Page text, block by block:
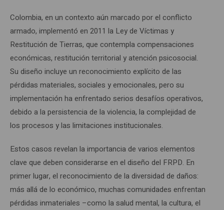
Colombia, en un contexto aún marcado por el conflicto
armado, implementó en 2011 la Ley de Víctimas y
Restitución de Tierras, que contempla compensaciones
económicas, restitución territorial y atención psicosocial.
Su diseño incluye un reconocimiento explícito de las
pérdidas materiales, sociales y emocionales, pero su
implementación ha enfrentado serios desafíos operativos,
debido a la persistencia de la violencia, la complejidad de
los procesos y las limitaciones institucionales.
Estos casos revelan la importancia de varios elementos
clave que deben considerarse en el diseño del FRPD. En
primer lugar, el reconocimiento de la diversidad de daños:
más allá de lo económico, muchas comunidades enfrentan
pérdidas inmateriales –como la salud mental, la cultura, el